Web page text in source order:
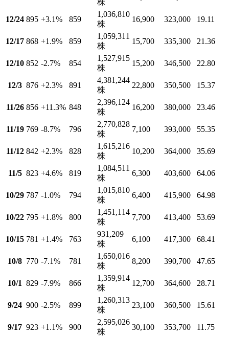
株
12/24 895 +3.1% 859
1,036,810
株
16,900 323,000 19.11
12/17 868 +1.9% 859
1,059,311
株
15,700 335,300 21.36
12/10 852 -2.7% 854
1,527,915
株
15,200 346,500 22.80
12/3 876 +2.3% 891
4,381,244
株
22,800 350,500 15.37
11/26 856 +11.3% 848
2,396,124
株
16,200 380,000 23.46
11/19 769 -8.7% 796
2,770,828
株
7,100 393,000 55.35
11/12 842 +2.3% 828
1,615,216
株
10,200 364,000 35.69
11/5 823 +4.6% 819
1,084,511
株
6,300 403,600 64.06
10/29 787 -1.0% 794
1,015,810
株
6,400 415,900 64.98
10/22 795 +1.8% 800
1,451,114
株
7,700 413,400 53.69
10/15 781 +1.4% 763
931,209
株
6,100 417,300 68.41
10/8 770 -7.1% 781
1,650,016
株
8,200 390,700 47.65
10/1 829 -7.9% 866
1,359,914
株
12,700 364,600 28.71
9/24 900 -2.5% 899
1,260,313
株
23,100 360,500 15.61
9/17 923 +1.1% 900
2,595,026
株
30,100 353,700 11.75